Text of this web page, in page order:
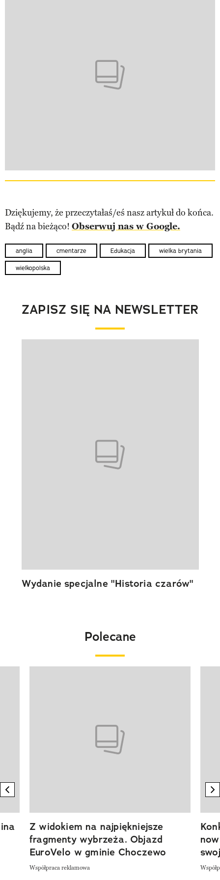
Dziękujemy, że przeczytałaś/eś nasz artykuł do końca.
Bądź na bieżąco! Obserwuj nas w Google.
anglia cmentarze Edukacja wielka brytania
wielkopolska
ZAPISZ SIĘ NA NEWSLETTER
Wydanie specjalne "Historia czarów"
Polecane
previous element
Z widokiem na najpiękniejsze
fragmenty wybrzeża. Objazd
EuroVelo w gminie Choczewo
Współpraca reklamowa